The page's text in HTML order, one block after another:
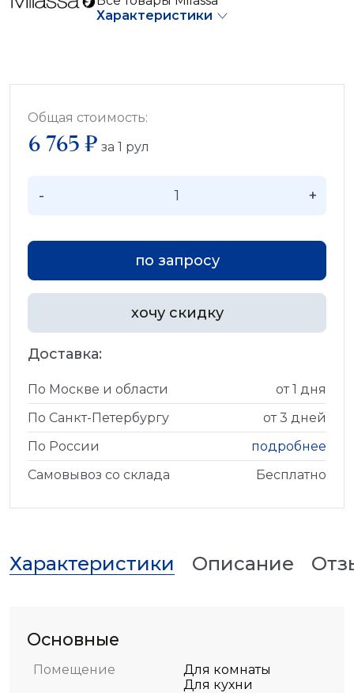
Характеристики
Общая стоимость:
6 765 ₽ за 1 рул
- +
по запросу
хочу скидку
Доставка:
По Москве и области
от 1 дня
По Санкт-Петербургу
от 3 дней
По России
подробнее
Самовывоз со склада
Бесплатно
Характеристики Описание
Основные
Помещение
Для комнаты
Для кухни